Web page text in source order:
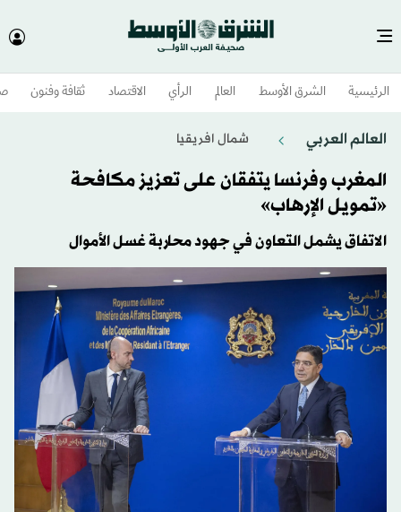
الرئيسية الشرق الأوسط​ العالم الرأي الاقتصاد ثقافة وفنون
العالم العربي شمال افريقيا
المغرب وفرنسا يتفقان على تعزيز مكافحة
«تمويل الإرهاب»
الاتفاق يشمل التعاون في جهود محاربة غسل الأموال